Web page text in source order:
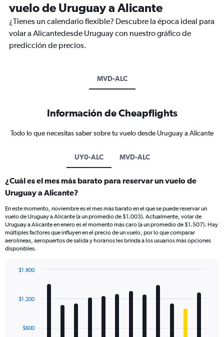
vuelo de Uruguay a Alicante
¿Tienes un calendario flexible? Descubre la época ideal para
volar a Alicantedesde Uruguay con nuestro gráfico de
predicción de precios.
MVD-ALC
Información de Cheapflights
Todo lo que necesitas saber sobre tu vuelo desde Uruguay a Alicante
UY0-ALC MVD-ALC
¿Cuál es el mes más barato para reservar un vuelo de
Uruguay a Alicante?
En este momento, noviembre es el mes más barato en el que se puede reservar un
vuelo de Uruguay a Alicante (a un promedio de $1.003). Actualmente, volar de
Uruguay a Alicante en enero es el momento más caro (a un promedio de $1.507). Hay
múltiples factores que influyen en el precio de un vuelo, por lo que comparar
aerolíneas, aeropuertos de salida y horarios les brinda a los usuarios más opciones
disponibles.
with
12
The$600
$1.200
$1.800